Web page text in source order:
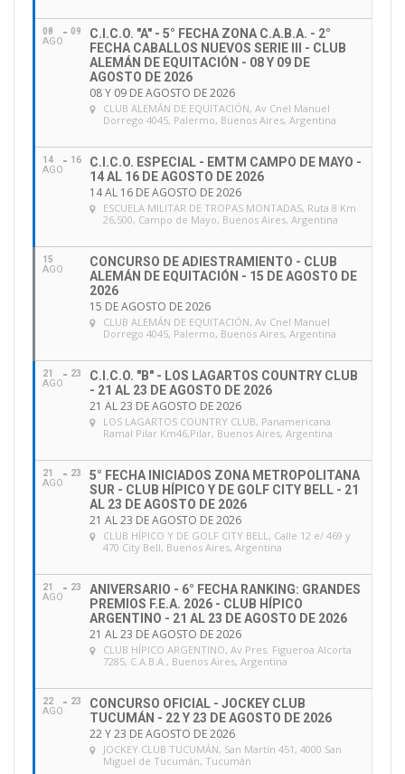
08
AGO
09
C.I.C.O. "A" - 5° FECHA ZONA C.A.B.A. - 2°
FECHA CABALLOS NUEVOS SERIE III - CLUB
ALEMÁN DE EQUITACIÓN - 08 Y 09 DE
AGOSTO DE 2026
08 Y 09 DE AGOSTO DE 2026
CLUB ALEMÁN DE EQUITACIÓN, Av Cnel Manuel
Dorrego 4045, Palermo, Buenos Aires, Argentina
14
AGO
16
C.I.C.O. ESPECIAL - EMTM CAMPO DE MAYO -
14 AL 16 DE AGOSTO DE 2026
14 AL 16 DE AGOSTO DE 2026
ESCUELA MILITAR DE TROPAS MONTADAS, Ruta 8 Km
26,500, Campo de Mayo, Buenos Aires, Argentina
15
AGO
CONCURSO DE ADIESTRAMIENTO - CLUB
ALEMÁN DE EQUITACIÓN - 15 DE AGOSTO DE
2026
15 DE AGOSTO DE 2026
CLUB ALEMÁN DE EQUITACIÓN, Av Cnel Manuel
Dorrego 4045, Palermo, Buenos Aires, Argentina
21
AGO
23
C.I.C.O. "B" - LOS LAGARTOS COUNTRY CLUB
- 21 AL 23 DE AGOSTO DE 2026
21 AL 23 DE AGOSTO DE 2026
LOS LAGARTOS COUNTRY CLUB, Panamericana
Ramal Pilar Km46,Pilar, Buenos Aires, Argentina
21
AGO
23
5° FECHA INICIADOS ZONA METROPOLITANA
SUR - CLUB HÍPICO Y DE GOLF CITY BELL - 21
AL 23 DE AGOSTO DE 2026
21 AL 23 DE AGOSTO DE 2026
CLUB HÍPICO Y DE GOLF CITY BELL, Calle 12 e/ 469 y
470 City Bell, Buenos Aires, Argentina
21
AGO
23
ANIVERSARIO - 6° FECHA RANKING: GRANDES
PREMIOS F.E.A. 2026 - CLUB HÍPICO
ARGENTINO - 21 AL 23 DE AGOSTO DE 2026
21 AL 23 DE AGOSTO DE 2026
CLUB HÍPICO ARGENTINO, Av Pres. Figueroa Alcorta
7285, C.A.B.A., Buenos Aires, Argentina
22
AGO
23
CONCURSO OFICIAL - JOCKEY CLUB
TUCUMÁN - 22 Y 23 DE AGOSTO DE 2026
22 Y 23 DE AGOSTO DE 2026
JOCKEY CLUB TUCUMÁN, San Martín 451, 4000 San
Miguel de Tucumán, Tucumán